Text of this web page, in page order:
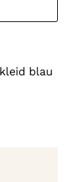
blau